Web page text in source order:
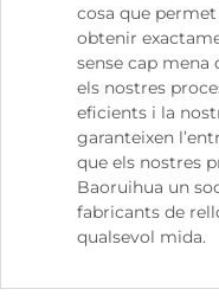
cosa que
obtenir
sense cap mena
els nostres
eficients i la
garanteixen
que els nostres
Baoruihua un
fabricants de
qualsevol mida.